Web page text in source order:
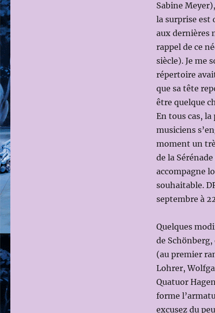
Sabine
la surprise est
aux dernières
rappel de ce
siècle). Je me
répertoire
que sa tête
être quelque
En tous cas,
musiciens
moment un
de la
accompagne
souhaitable.
septembre à
Quelques
de Schönberg,
(au premier
Lohrer,
Quatuor
forme
excusez du